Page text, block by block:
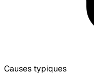
Causes typiques